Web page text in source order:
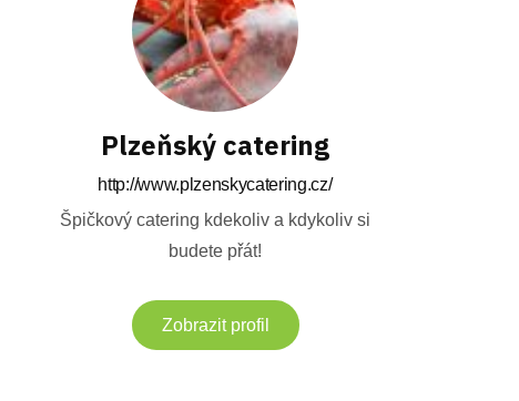
Plzeňský catering
http://www.plzenskycatering.cz/
Špičkový catering kdekoliv a kdykoliv si
budete přát!
Zobrazit profil